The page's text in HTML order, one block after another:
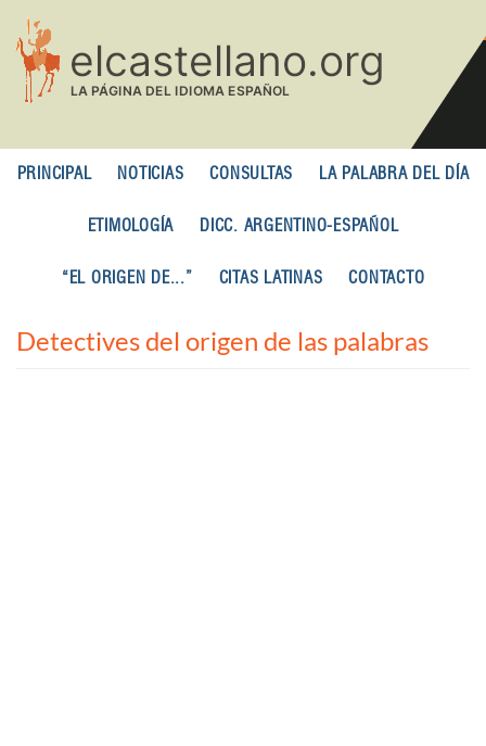
contenido
principal
PRINCIPAL NOTICIAS CONSULTAS LA PALABRA DEL DÍA
ETIMOLOGÍA DICC. ARGENTINO-ESPAÑOL
“EL ORIGEN DE...” CITAS LATINAS CONTACTO
Detectives del origen de las palabras